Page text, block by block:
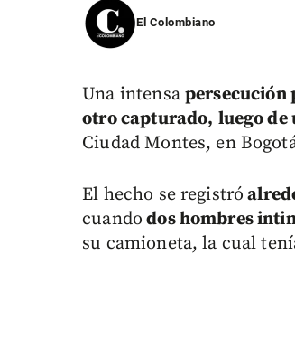
El Colombiano
Una intensa persecución
otro capturado, luego de
Ciudad Montes, en
El hecho se registró
cuando dos hombres
su camioneta, la cual